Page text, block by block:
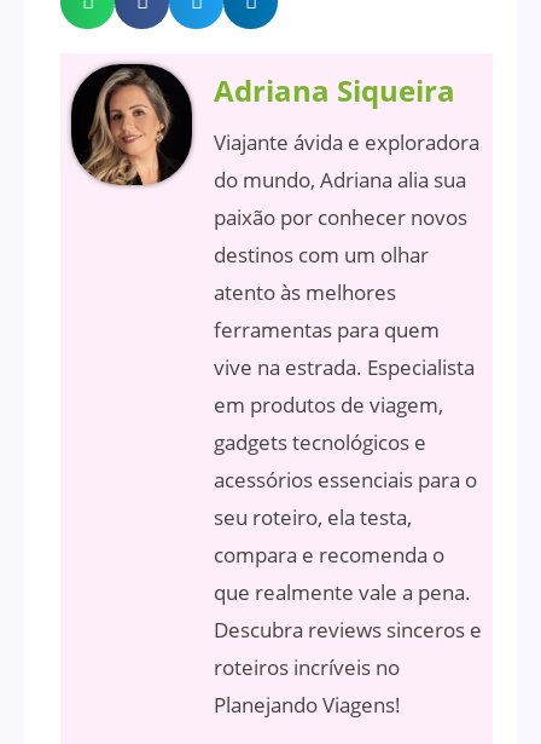
Adriana Siqueira
Viajante ávida e exploradora
do mundo, Adriana alia sua
paixão por conhecer novos
destinos com um olhar
atento às melhores
ferramentas para quem
vive na estrada. Especialista
em produtos de viagem,
gadgets tecnológicos e
acessórios essenciais para o
seu roteiro, ela testa,
compara e recomenda o
que realmente vale a pena.
Descubra reviews sinceros e
roteiros incríveis no
Planejando Viagens!